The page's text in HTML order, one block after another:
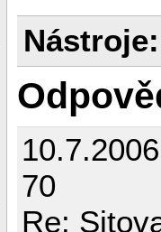
Nástroje:
70
Re: